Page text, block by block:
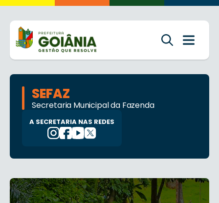
SEFAZ
Secretaria Municipal da Fazenda
A SECRETARIA NAS REDES